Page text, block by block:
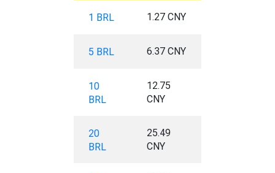
1 BRL 1.27 CNY
5 BRL 6.37 CNY
10
BRL
12.75
CNY
20
BRL
25.49
CNY